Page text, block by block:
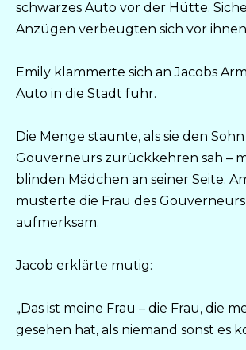
schwarzes Auto vor der Hütte.
Anzügen verbeugten sich vor
Emily klammerte sich an Jacobs
Auto in die Stadt fuhr.
Die Menge staunte, als sie den
Gouverneurs zurückkehren sah –
blinden Mädchen an seiner Seite.
musterte die Frau des
aufmerksam.
Jacob erklärte mutig:
„Das ist meine Frau – die Frau, die
gesehen hat, als niemand sonst es